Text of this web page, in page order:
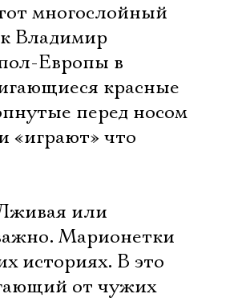
многослойный
Владимир
Европы в
красные
перед носом
«играют» что
или
Марионетки
историях. В это
от чужих